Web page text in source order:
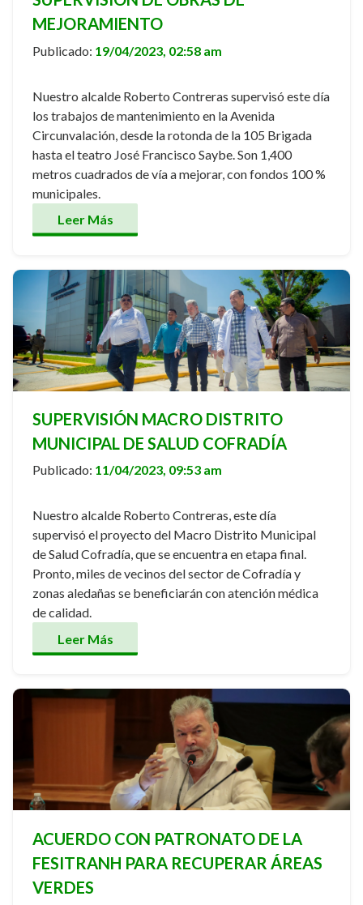
MEJORAMIENTO
Publicado: 19/04/2023, 02:58 am
Nuestro alcalde Roberto Contreras supervisó este día
los trabajos de mantenimiento en la Avenida
Circunvalación, desde la rotonda de la 105 Brigada
hasta el teatro José Francisco Saybe. Son 1,400
metros cuadrados de vía a mejorar, con fondos 100 %
municipales.
Leer Más
SUPERVISIÓN MACRO DISTRITO
MUNICIPAL DE SALUD COFRADÍA
Publicado: 11/04/2023, 09:53 am
Nuestro alcalde Roberto Contreras, este día
supervisó el proyecto del Macro Distrito Municipal
de Salud Cofradía, que se encuentra en etapa final.
Pronto, miles de vecinos del sector de Cofradía y
zonas aledañas se beneficiarán con atención médica
de calidad.
Leer Más
ACUERDO CON PATRONATO DE LA
FESITRANH PARA RECUPERAR ÁREAS
VERDES